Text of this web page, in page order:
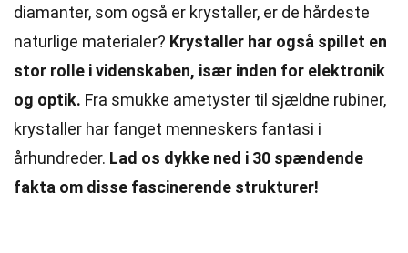
diamanter, som også er krystaller, er de hårdeste
naturlige materialer? Krystaller har også spillet en
stor rolle i videnskaben, især inden for elektronik
og optik. Fra smukke ametyster til sjældne rubiner,
krystaller har fanget menneskers fantasi i
århundreder. Lad os dykke ned i 30 spændende
fakta om disse fascinerende strukturer!